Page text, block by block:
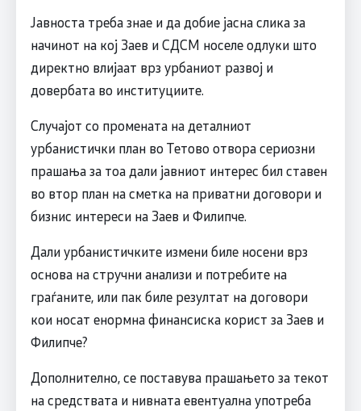
Јавноста треба знае и да добие јасна слика за
начинот на кој Заев и СДСM носеле одлуки што
директно влијаат врз урбаниот развој и
довербата во институциите.
Случајот со промената на деталниот
урбанистички план во Тетово отвора сериозни
прашања за тоа дали јавниот интерес бил ставен
во втор план на сметка на приватни договори и
бизнис интереси на Заев и Филипче.
Дали урбанистичките измени биле носени врз
основа на стручни анализи и потребите на
граѓаните, или пак биле резултат на договори
кои носат енормна финансиска корист за Заев и
Филипче?
Дополнително, се поставува прашањето за текот
на средствата и нивната евентуална употреба